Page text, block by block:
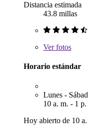
Distancia estimada
43.8 millas
Verfotos
Horario estándar
Lunes -
10 a. m. - 1 p.
Hoy abierto de 10